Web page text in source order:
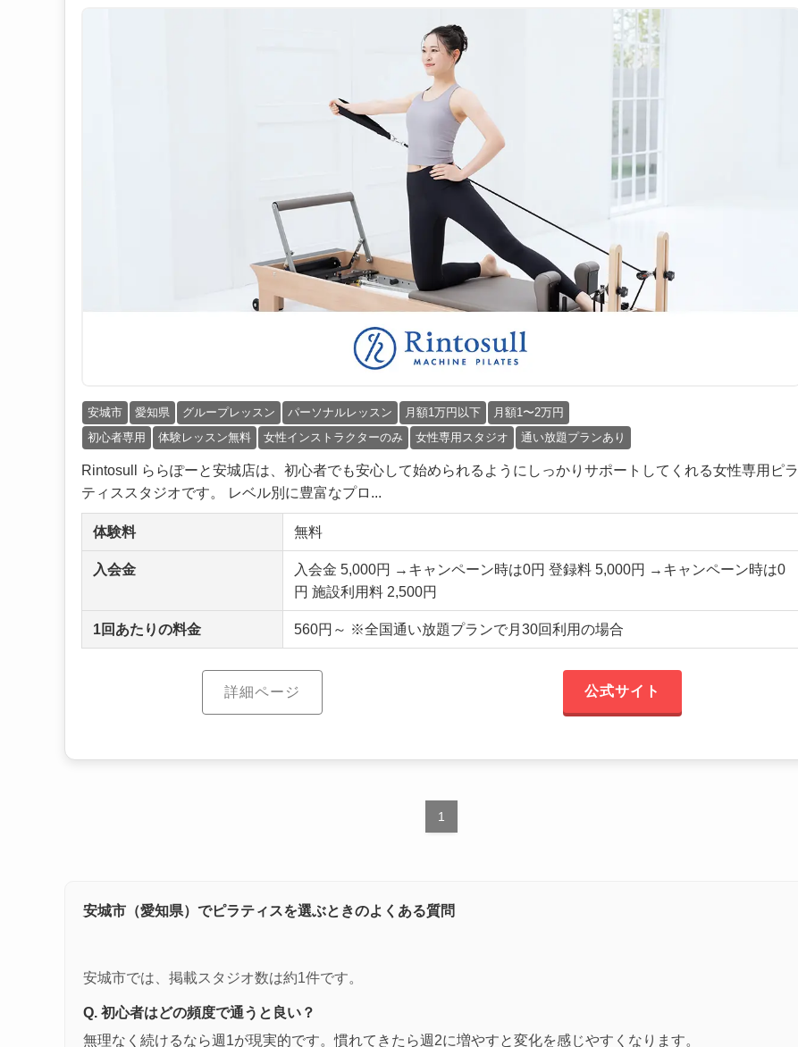
安城市 愛知県 グループレッスン パーソナルレッスン 月額1万円以下
月額1〜2万円
初心者専用
体験レッスン無料 女性インストラクターのみ 女性専用スタジオ 通い放題プランあり
Rintosull ららぽーと安城店は、初心者でも安心して始められるようにしっかりサポートしてくれる女性専用ピラ
ティススタジオです。 レベル別に豊富なプロ...
体験料 無料
入会金
入会金 5,000円 →キャンペーン時は0円 登録料 5,000円 →キャンペーン時は0
円 施設利用料 2,500円
1回あたりの料金 560円～ ※全国通い放題プランで月30回利用の場合
詳細ページ 公式サイト
1
安城市（愛知県）でピラティスを選ぶときのよくある質問
安城市では、掲載スタジオ数は約1件です。
Q. 初心者はどの頻度で通うと良い？
無理なく続けるなら週1が現実的です。慣れてきたら週2に増やすと変化を感じやすくなります。